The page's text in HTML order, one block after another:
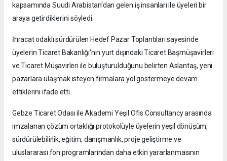
kapsamında Suudi Arabistan'dan gelen iş insanları ile üyeleri bir
araya getirdiklerini söyledi.
İhracat odaklı sürdürülen Hedef Pazar Toplantıları sayesinde
üyelerin Ticaret Bakanlığı'nın yurt dışındaki Ticaret Başmüşavirleri
ve Ticaret Müşavirleri ile buluşturulduğunu belirten Aslantaş, yeni
pazarlara ulaşmak isteyen firmalara yol göstermeye devam
ettiklerini ifade etti.
Gebze Ticaret Odası ile Akademi Yeşil Ofis Consultancy arasında
imzalanan çözüm ortaklığı protokolüyle üyelerin yeşil dönüşüm,
sürdürülebilirlik, eğitim, danışmanlık, proje geliştirme ve
uluslararası fon programlarından daha etkin yararlanmasının